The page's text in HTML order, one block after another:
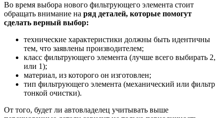
Во время выбора нового фильтрующего элемента стоит
обращать внимание на ряд деталей, которые помогут
сделать верный выбор:
технические характеристики должны быть идентичны
тем, что заявлены производителем;
класс фильтрующего элемента (лучше всего выбирать 2,
или 1);
материал, из которого он изготовлен;
тип фильтрующего элемента (механический или фильтр
тонкой очистки).
От того, будет ли автовладелец учитывать выше